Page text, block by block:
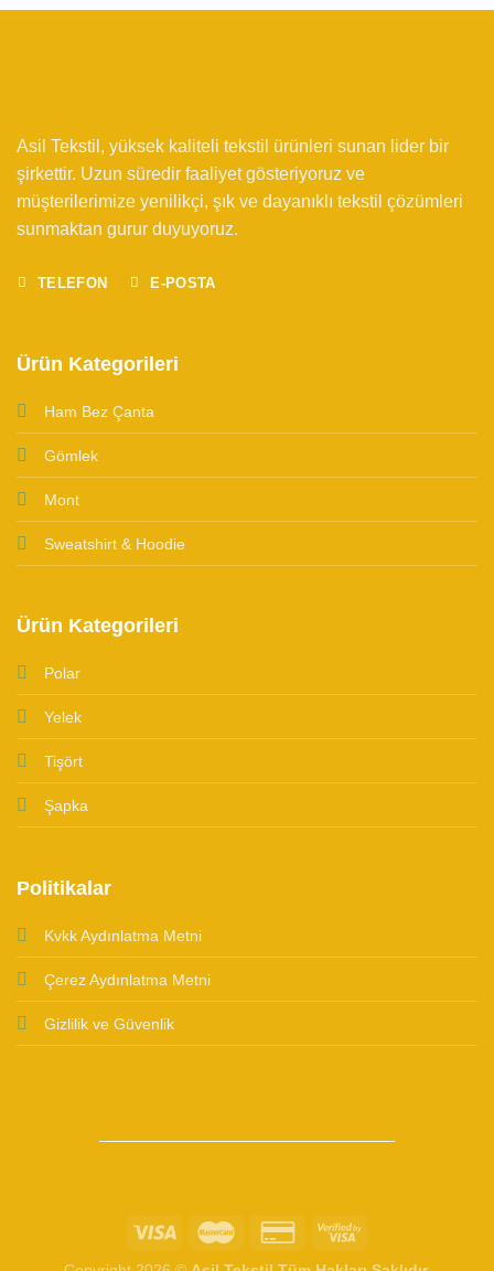
Asil Tekstil, yüksek kaliteli tekstil ürünleri sunan lider bir
şirkettir. Uzun süredir faaliyet gösteriyoruz ve
müşterilerimize yenilikçi, şık ve dayanıklı tekstil çözümleri
sunmaktan gurur duyuyoruz.
TELEFON E-POSTA
Ürün Kategorileri
Ham Bez Çanta
Gömlek
Mont
Sweatshirt & Hoodie
Ürün Kategorileri
Polar
Yelek
Tişört
Şapka
Politikalar
Kvkk Aydınlatma Metni
Çerez Aydınlatma Metni
Gizlilik ve Güvenlik